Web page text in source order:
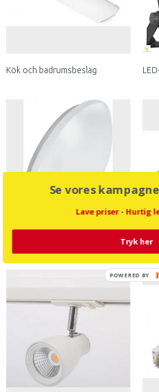
Kök och badrumsbeslag
Se vores
Lave priser - Hurtig
Tryk her